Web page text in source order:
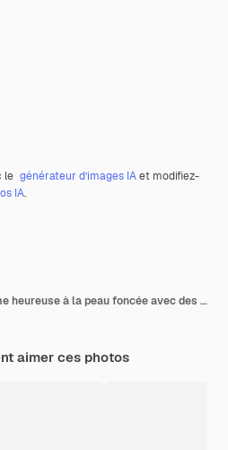
le générateur d’images IAet modifiez-
IA.
Tir vertical d'une femme heureuse à la peau foncée avec des cheveux bouclés
aimer ces photos